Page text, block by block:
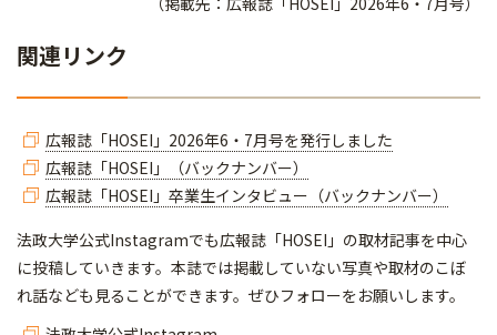
関連リンク
広報誌「HOSEI」2026年6・7月号を発行しました
広報誌「HOSEI」（バックナンバー）
広報誌「HOSEI」卒業生インタビュー（バックナンバー）
法政大学公式Instagramでも広報誌「HOSEI」の取材記事を中心
に投稿していきます。本誌では掲載していない写真や取材のこぼ
れ話なども見ることができます。ぜひフォローをお願いします。